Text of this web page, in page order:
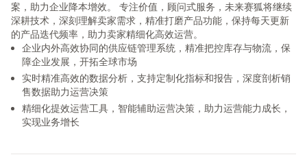
案，助力企业降本增效。 专注价值，顾问式服务，未来赛狐将继续
深耕技术，深刻理解卖家需求，精准打磨产品功能，保持每天更新
的产品迭代频率，助力卖家精细化高效运营。
企业内外高效协同的供应链管理系统，精准把控库存与物流，保
障企业发展，开拓全球市场
实时精准高效的数据分析，支持定制化指标和报告，深度剖析销
售数据助力运营决策
精细化提效运营工具，智能辅助运营决策，助力运营能力成长，
实现业务增长